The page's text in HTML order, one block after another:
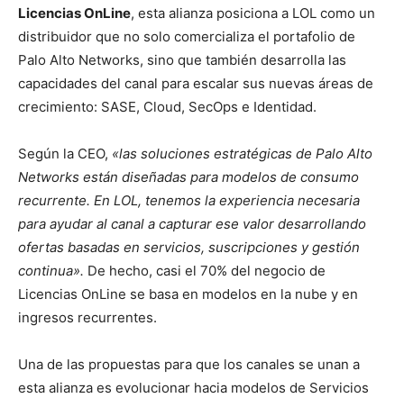
Licencias OnLine, esta alianza posiciona a LOL como un
distribuidor que no solo comercializa el portafolio de
Palo Alto Networks, sino que también desarrolla las
capacidades del canal para escalar sus nuevas áreas de
crecimiento: SASE, Cloud, SecOps e Identidad.
Según la CEO, «las soluciones estratégicas de Palo Alto
Networks están diseñadas para modelos de consumo
recurrente. En LOL, tenemos la experiencia necesaria
para ayudar al canal a capturar ese valor desarrollando
ofertas basadas en servicios, suscripciones y gestión
continua». De hecho, casi el 70% del negocio de
Licencias OnLine se basa en modelos en la nube y en
ingresos recurrentes.
Una de las propuestas para que los canales se unan a
esta alianza es evolucionar hacia modelos de Servicios